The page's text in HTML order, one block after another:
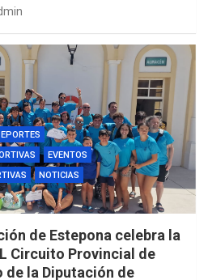
EVENTOS
NOTICIAS
de Estepona celebra la
Circuito Provincial de
de la Diputación de